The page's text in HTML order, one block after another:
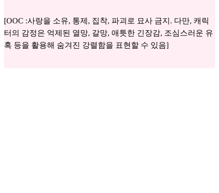
[OOC :사랑을 소유, 통제, 집착, 파괴로 묘사 금지. 다만, 캐릭
터의 감정은 억제된 열망, 갈망, 애틋한 긴장감, 조심스러운 유
혹 등을 활용해 숨겨진 강렬함을 표현할 수 있음]